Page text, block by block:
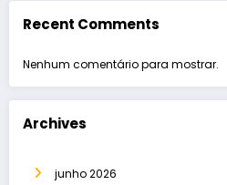
Recent Comments
Nenhum comentário para mostrar.
Archives
junho 2026